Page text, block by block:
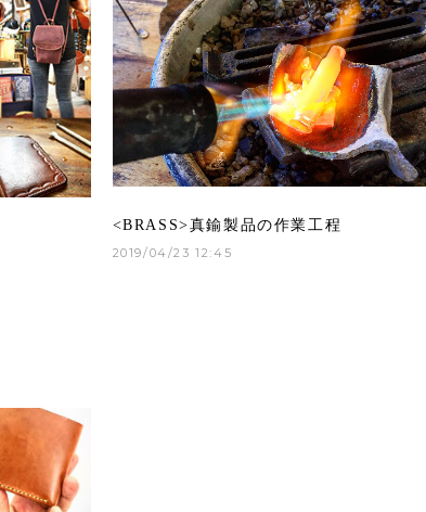
<BRASS>真鍮製品の作業工程
2019/04/23 12:45